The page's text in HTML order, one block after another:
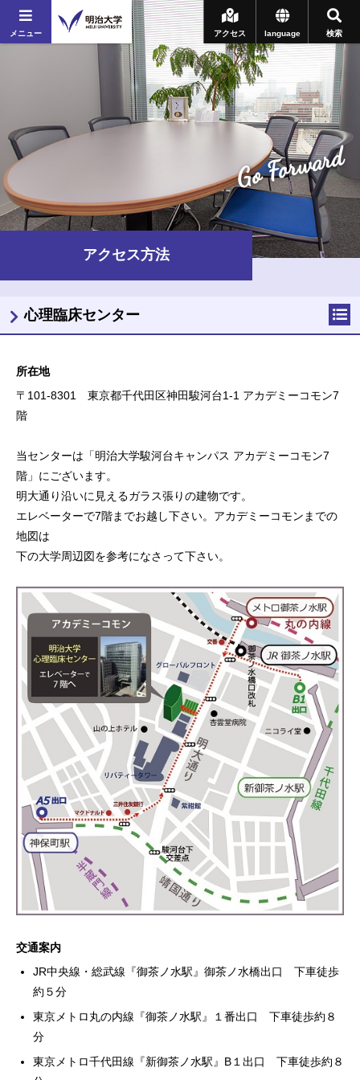
メニュー 検索
language
アクセス
Go Forward
アクセス方法
所在地
〒101-8301 東京都千代田区神田駿河台1-1 アカデミーコモン7
階
当センターは「明治大学駿河台キャンパス アカデミーコモン7
階」にございます。
明大通り沿いに見えるガラス張りの建物です。
エレベーターで7階までお越し下さい。アカデミーコモンまでの
地図は
下の大学周辺図を参考になさって下さい。
交通案内
JR中央線・総武線『御茶ノ水駅』御茶ノ水橋出口 下車徒歩
約５分
東京メトロ丸の内線『御茶ノ水駅』１番出口 下車徒歩約８
分
東京メトロ千代田線『新御茶ノ水駅』B１出口 下車徒歩約８
心理臨床センター